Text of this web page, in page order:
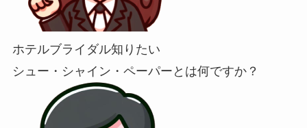
ホテルブライダル知りたい
シュー・シャイン・ペーパーとは何ですか？